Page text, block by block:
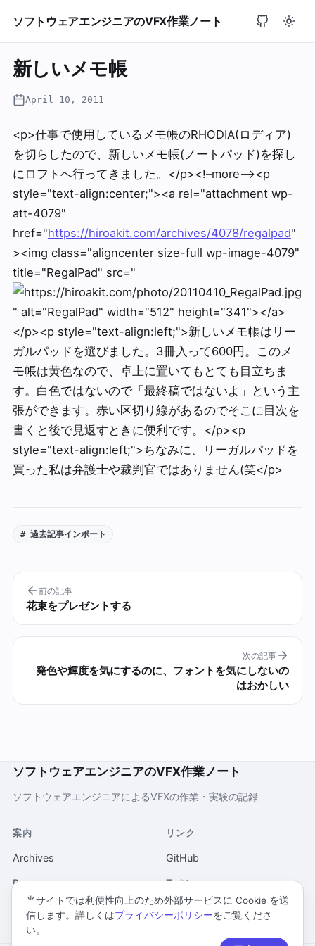
ソフトウェアエンジニアのVFX作業ノート
新しいメモ帳
April 10, 2011
<p>仕事で使用しているメモ帳のRHODIA(ロディア)
を切らしたので、新しいメモ帳(ノートパッド)を探し
にロフトへ行ってきました。</p><!–more–><p
style="text-align:center;"><a rel="attachment wp-
att-4079"
href="https://hiroakit.com/archives/4078/regalpad"
><img class="aligncenter size-full wp-image-4079"
title="RegalPad" src="
" alt="RegalPad" width="512" height="341"></a>
</p><p style="text-align:left;">新しいメモ帳はリー
ガルパッドを選びました。3冊入って600円。このメ
モ帳は黄色なので、卓上に置いてもとても目立ちま
す。白色ではないので「最終稿ではないよ」という主
張ができます。赤い区切り線があるのでそこに目次を
書くと後で見返すときに便利です。</p><p
style="text-align:left;">ちなみに、リーガルパッドを
買った私は弁護士や裁判官ではありません(笑</p>
# 過去記事インポート
前の記事
花束をプレゼントする
次の記事
発色や輝度を気にするのに、フォントを気にしないの
はおかしい
ソフトウェアエンジニアのVFX作業ノート
ソフトウェアエンジニアによるVFXの作業・実験の記録
案内
Archives
Pages
当ウェブサイトについて
プライバシーポリシー
リンク
GitHub
Twitter
当サイトでは利便性向上のため外部サービスに Cookie を送
信します。詳しくはプライバシーポリシーをご覧くださ
い。